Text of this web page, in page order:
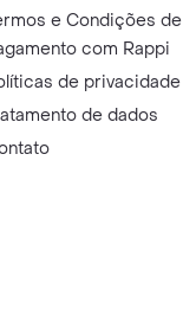
e Condições de
com Rappi
de privacidade
de dados